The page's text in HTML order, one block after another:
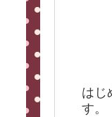
はじ
す。